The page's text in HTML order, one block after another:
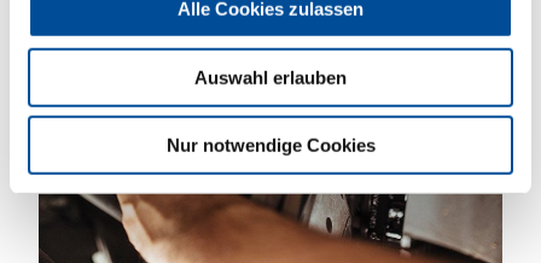
Alle Cookies zulassen
Auswahl erlauben
Nur notwendige Cookies